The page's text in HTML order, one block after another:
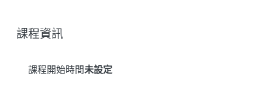
課程資訊
課程開始時間未設定